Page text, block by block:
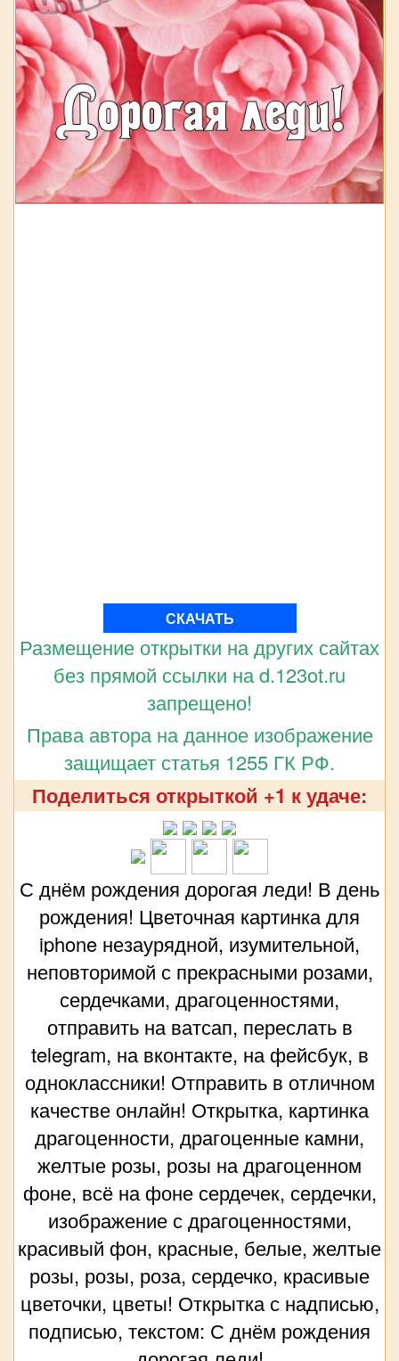
СКАЧАТЬ
Размещение открытки на других сайтах
без прямой ссылки на d.123ot.ru
запрещено!
Права автора на данное изображение
защищает статья 1255 ГК РФ.
Поделиться открыткой +1 к удаче:
С днём рождения дорогая леди! В день
рождения! Цветочная картинка для
iphone незаурядной, изумительной,
неповторимой с прекрасными розами,
сердечками, драгоценностями,
отправить на ватсап, переслать в
telegram, на вконтакте, на фейсбук, в
одноклассники! Отправить в отличном
качестве онлайн! Открытка, картинка
драгоценности, драгоценные камни,
желтые розы, розы на драгоценном
фоне, всё на фоне сердечек, сердечки,
изображение с драгоценностями,
красивый фон, красные, белые, желтые
розы, розы, роза, сердечко, красивые
цветочки, цветы! Открытка с надписью,
подписью, текстом: С днём рождения